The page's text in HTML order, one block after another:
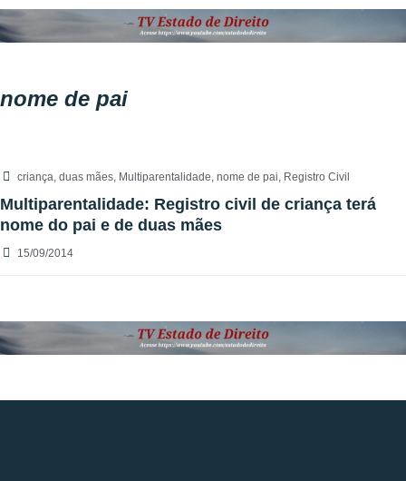
nome de pai
criança, duas mães, Multiparentalidade, nome de pai, Registro Civil
Multiparentalidade: Registro civil de criança terá
nome do pai e de duas mães
15/09/2014